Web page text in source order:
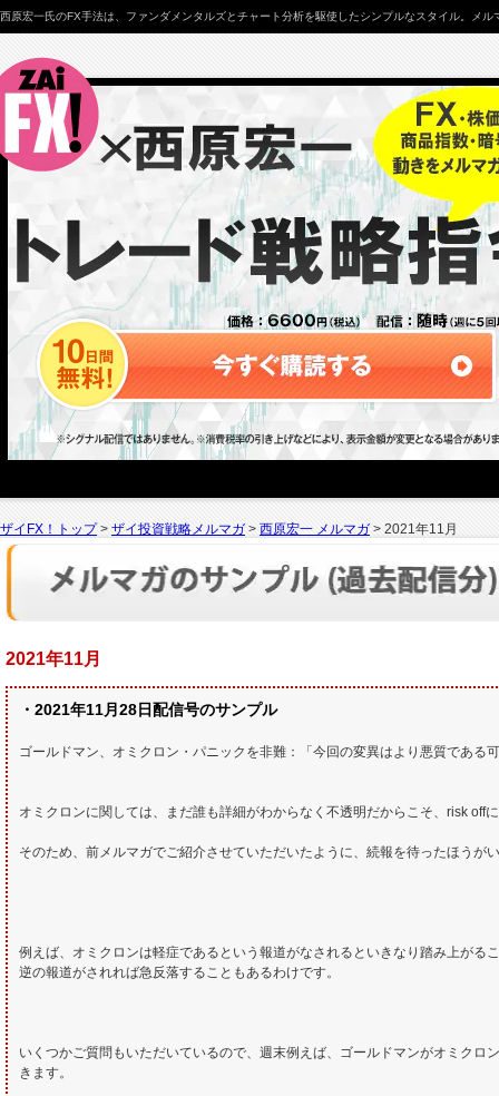
西原宏一氏のFX手法は、ファンダメンタルズとチャート分析を駆使したシンプルなスタイル。メ
ザイFX！トップ> ザイ投資戦略メルマガ > 西原宏一 メルマガ > 2021年11月
2021年11月
・2021年11月28日配信号のサンプル
ゴールドマン、オミクロン・パニックを非難：「今回の変異はより悪質であ
オミクロンに関しては、まだ誰も詳細がわからなく不透明だからこそ、risk off
そのため、前メルマガでご紹介させていただいたように、続報を待ったほうが
例えば、オミクロンは軽症であるという報道がなされるといきなり踏み上がる
逆の報道がされれば急反落することもあるわけです。
いくつかご質問もいただいているので、週末例えば、ゴールドマンがオミク
きます。